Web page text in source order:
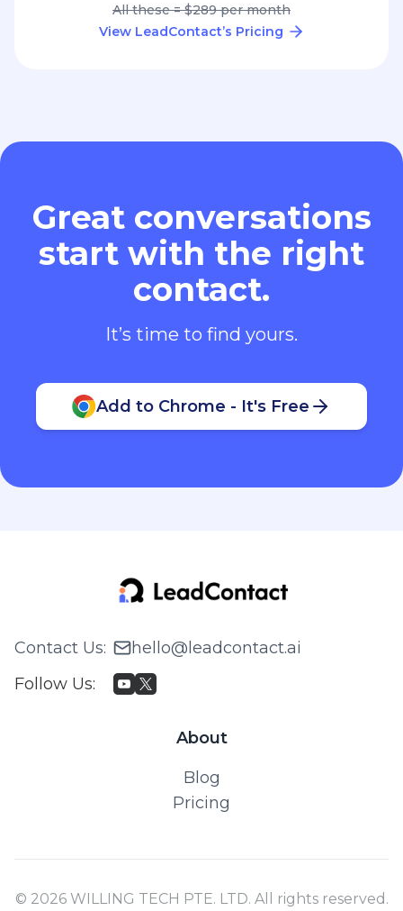
All these = $289 per month
View LeadContact’s Pricing
Great conversations
start with the right
contact.
It’s time to find yours.
Add to Chrome - It's Free
Contact Us:
hello@leadcontact.ai
Follow Us:
About
Blog
Pricing
© 2026 WILLING TECH PTE. LTD. All rights reserved.